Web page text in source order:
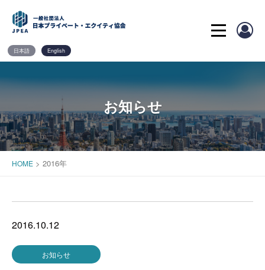
content
日本語 English
お知らせ
HOME > 2016年
2016.10.12
お知らせ